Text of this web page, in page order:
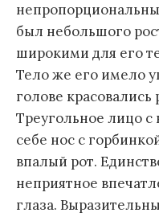
был небольшого
широкими для его
Тело же его имело
голове
Треугольное лицо
себе нос с
впалый рот.
неприятное
глаза.